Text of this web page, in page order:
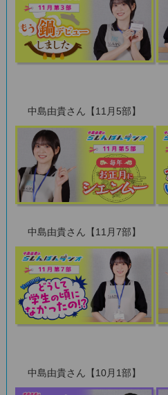
中島由貴さん【11月5部】
中島由貴さん【11月7部】
中島由貴さん【10月1部】